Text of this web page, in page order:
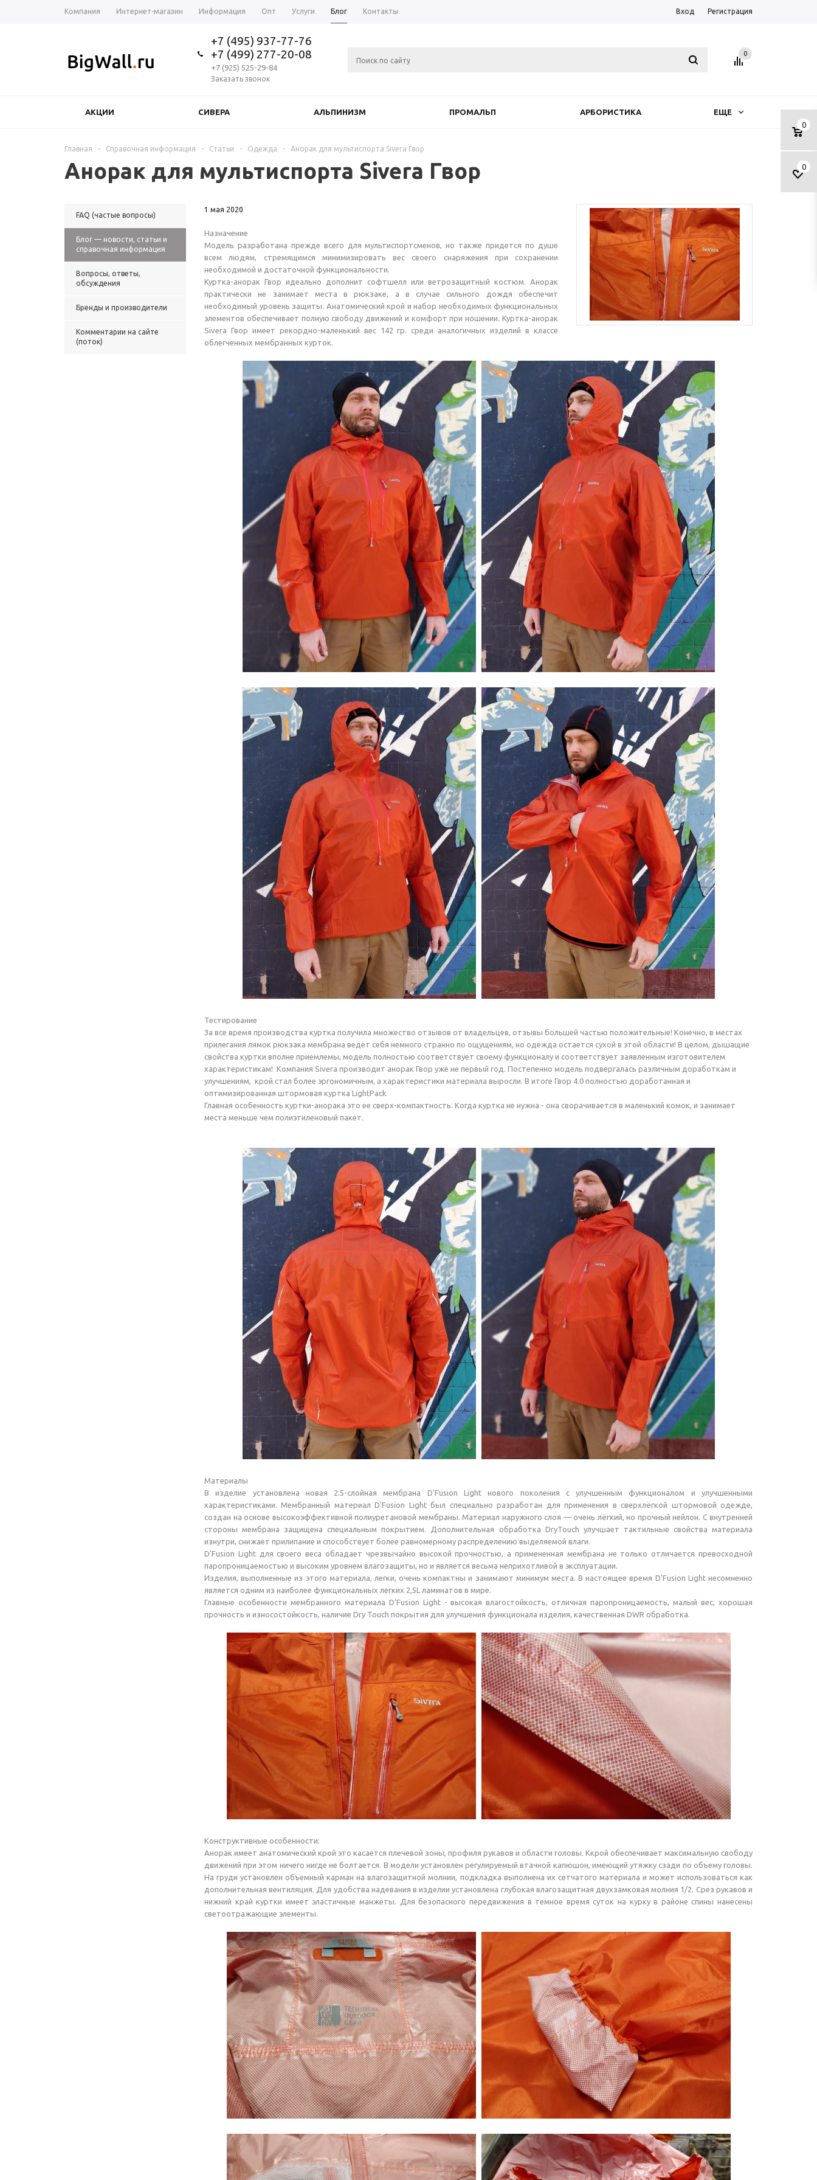
Компания Интернет-магазин Информация Опт Услуги Блог Контакты Вход Регистрация
+7 (495) 937-77-76
+7 (499) 277-20-08
+7 (925) 525-29-84
Заказать звонок
0
0
0
АКЦИИ СИВЕРА АЛЬПИНИЗМ ПРОМАЛЬП АРБОРИСТИКА ЕЩЕ
Главная - Справочная информация - Статьи - Одежда - Анорак для мультиспорта Sivera Гвор
Анорак для мультиспорта Sivera Гвор
FAQ (частые вопросы)
Блог — новости, статьи и
справочная информация
Вопросы, ответы,
обсуждения
Бренды и производители
Комментарии на сайте
(поток)
1 мая 2020
Назначение
Модель разработана прежде всего для мультиспортсменов, но также придется по душе
всем людям, стремящимся минимизировать вес своего снаряжения при сохранении
необходимой и достаточной функциональности.
Куртка-анорак Гвор идеально дополнит софтшелл или ветрозащитный костюм. Анорак
практически не занимает места в рюкзаке, а в случае сильного дождя обеспечит
необходимый уровень защиты. Анатомический крой и набор необходимых функциональных
элементов обеспечивает полную свободу движений и комфорт при ношении. Куртка-анорак
Sivera Гвор имеет рекордно-маленький вес 142 гр. среди аналогичных изделий в классе
облегченных мембранных курток.
Тестирование
За все время производства куртка получила множество отзывов от владельцев, отзывы большей частью положительные! Конечно, в местах
прилегания лямок рюкзака мембрана ведет себя немного странно по ощущениям, но одежда остается сухой в этой области! В целом, дышащие
свойства куртки вполне приемлемы, модель полностью соответствует своему функционалу и соответствует заявленным изготовителем
характеристикам! Компания Sivera производит анорак Гвор уже не первый год. Постепенно модель подвергалась различным доработкам и
улучшениям, крой стал более эргономичным, а характеристики материала выросли. В итоге Гвор 4.0 полностью доработанная и
оптимизированная штормовая куртка LightPack
Главная особенность куртки-анорака это ее сверх-компактность. Когда куртка не нужна - она сворачивается в маленький комок, и занимает
места меньше чем полиэтиленовый пакет.
Материалы
В изделие установлена новая 2.5-слойная мембрана D'Fusion Light нового поколения с улучшенным функционалом и улучшенными
характеристиками. Мембранный материал D'Fusion Light был специально разработан для применения в сверхлёгкой штормовой одежде,
создан на основе высокоэффективной полиуретановой мембраны. Материал наружного слоя — очень лёгкий, но прочный нейлон. С внутренней
стороны мембрана защищена специальным покрытием. Дополнительная обработка DryTouch улучшает тактильные свойства материала
изнутри, снижает прилипание и способствует более равномерному распределению выделяемой влаги.
D’Fusion Light для своего веса обладает чрезвычайно высокой прочностью, а примененная мембрана не только отличается превосходной
паропроницаемостью и высоким уровнем влагозащиты, но и является весьма неприхотливой в эксплуатации.
Изделия, выполненные из этого материала, легки, очень компактны и занимают минимум места. В настоящее время D’Fusion Light несомненно
является одним из наиболее функциональных легких 2,5L ламинатов в мире.
Главные особенности мембранного материала D’Fusion Light - высокая влагостойкость, отличная паропроницаемость, малый вес, хорошая
прочность и износостойкость, наличие Dry Touch покрытия для улучшения функционала изделия, качественная DWR обработка.
Конструктивные особенности:
Анорак имеет анатомический крой это касается плечевой зоны, профиля рукавов и области головы. Ккрой обеспечивает максимальную свободу
движений при этом ничего нигде не болтается. В модели установлен регулируемый втачной капюшон, имеющий утяжку сзади по объему головы.
На груди установлен объемный карман на влагозащитной молнии, подкладка выполнена их сетчатого материала и может использоваться как
дополнительная вентиляция. Для удобства надевания в изделии установлена глубокая влагозащитная двухзамковая молния 1/2. Срез рукавов и
нижний край куртки имеет эластичные манжеты. Для безопасного передвижения в темное время суток на курку в районе спины нанесены
светоотражающие элементы.